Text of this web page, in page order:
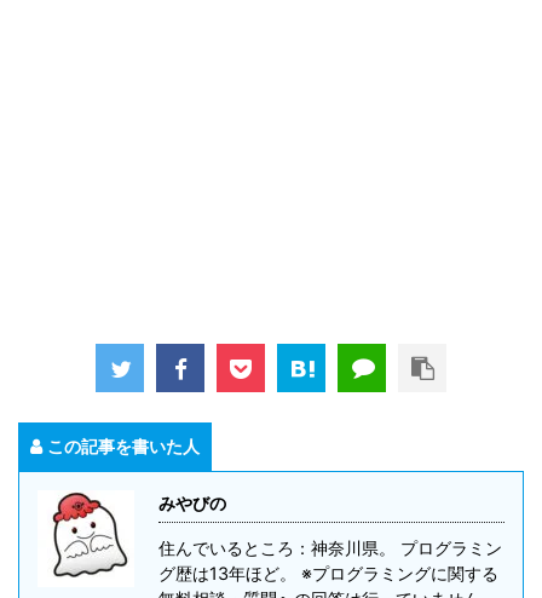
この記事を書いた人
みやびの
住んでいるところ：神奈川県。 プログラミン
グ歴は13年ほど。 ※プログラミングに関する